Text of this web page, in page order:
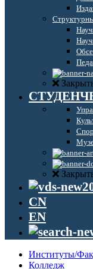
CN
EN
Институты/
Колледж